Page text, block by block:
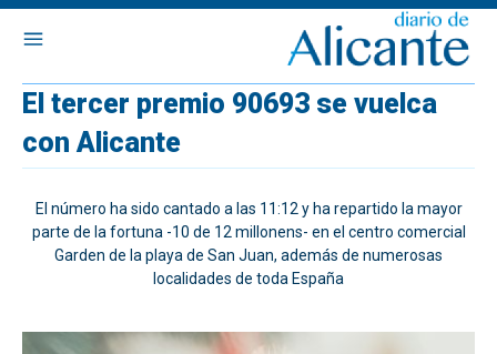
El tercer premio 90693 se vuelca
con Alicante
El número ha sido cantado a las 11:12 y ha repartido la mayor
parte de la fortuna -10 de 12 millonens- en el centro comercial
Garden de la playa de San Juan, además de numerosas
localidades de toda España